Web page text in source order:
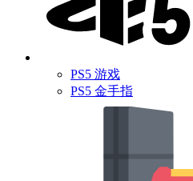
PS5 游戏
PS5 金手指